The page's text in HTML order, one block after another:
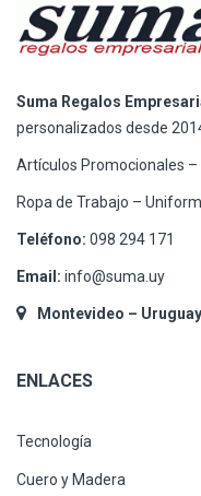
Suma Regalos
personalizados desde
Artículos Promocionales
Ropa de Trabajo –
Teléfono: 098 294 171
Email: info@suma.uy
Montevideo – Uruguay
ENLACES
Tecnología
Cuero y Madera